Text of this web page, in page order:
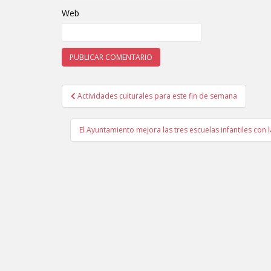
Web
Navegación de entradas
Actividades culturales para este fin de semana
El Ayuntamiento mejora las tres escuelas infantiles